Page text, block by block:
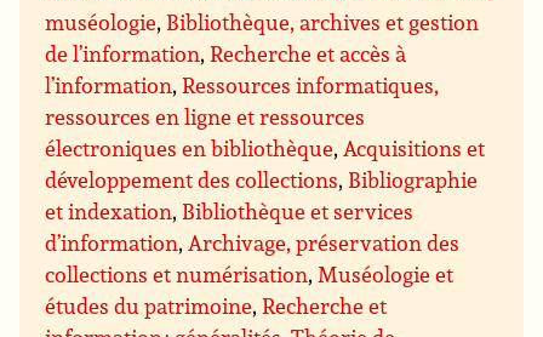
muséologie, Bibliothèque, archives et gestion
de l’information,Recherche et accès à
l’information,Ressources informatiques,
ressources en ligne et ressources
électroniques en bibliothèque,Acquisitions et
développement des collections, Bibliographie
et indexation, Bibliothèque et services
d’information,Archivage, préservation des
collections et numérisation,Muséologie et
études du patrimoine,Recherche et